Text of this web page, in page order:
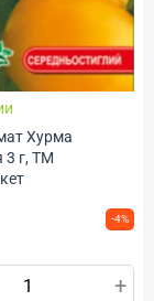
Хурма
3 г, ТМ
-4%
+